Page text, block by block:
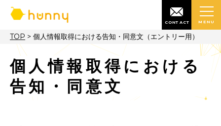
MENU
CONTACT
TOP > 個人情報取得における告知・同意文（エントリー用）
個人情報取得における
告知・同意文